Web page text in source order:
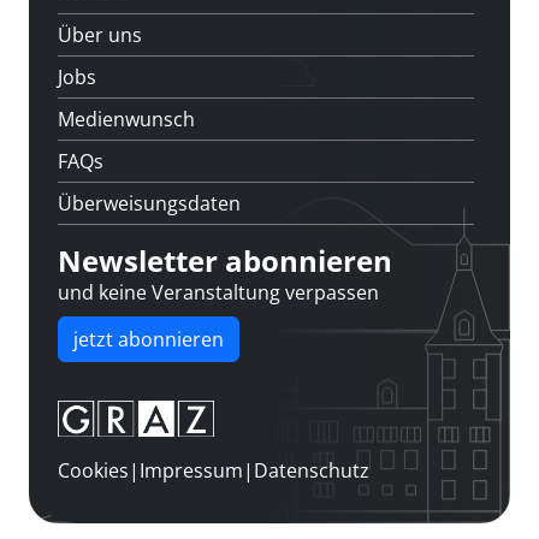
Über uns
Jobs
Medienwunsch
FAQs
Überweisungsdaten
Newsletter abonnieren
und keine Veranstaltung verpassen
jetzt abonnieren
Cookies| Impressum| Datenschutz